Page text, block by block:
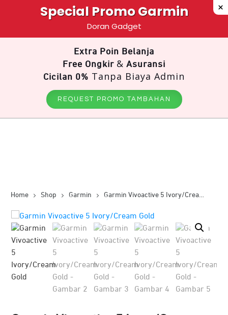
Home Shop Garmin Garmin Vivoactive 5 Ivory/Cream Gold
Special Promo Garmin
Doran Gadget
Extra Poin Belanja
Free Ongkir & Asuransi
Cicilan 0% Tanpa Biaya Admin
REQUEST PROMO TAMBAHAN